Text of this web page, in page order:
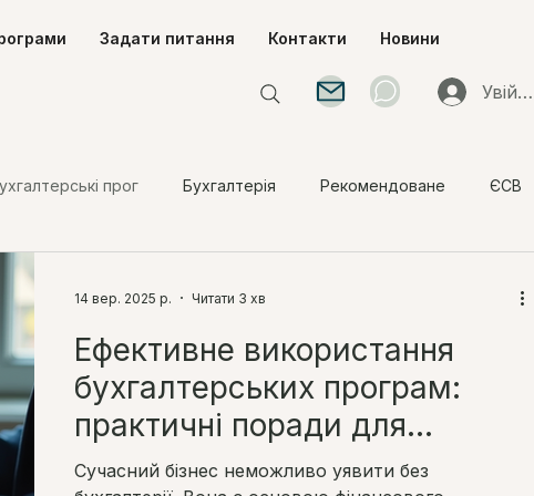
Задати питання Контакти Новини
Увійти
прог Бухгалтерія Рекомендоване ЄСВ
Ефективне використання
бухгалтерських програм:
практичні поради для
бухгалтера
Сучасний бізнес неможливо уявити без
14 вер. 2025 р. Читати 3 хв